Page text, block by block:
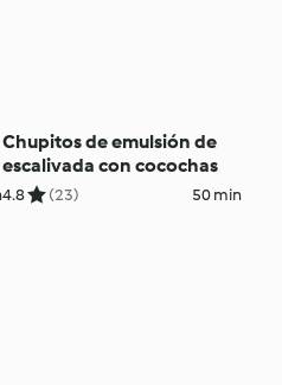
Chupitos de emulsión de
escalivada con cocochas
4.8 (23) 50 min